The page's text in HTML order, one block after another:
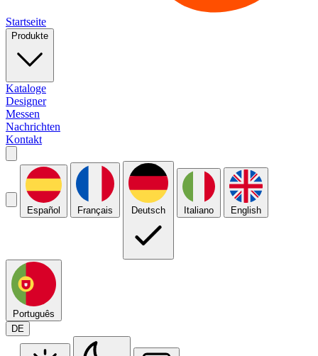
Startseite
Produkte
Kataloge
Designer
Messen
Nachrichten
Kontakt
Español Français Deutsch Italiano English
Português
DE